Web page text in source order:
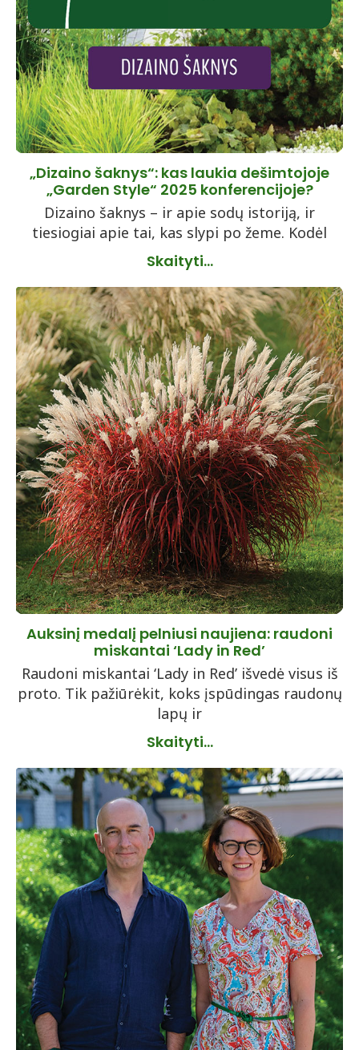
„Dizaino šaknys“: kas laukia dešimtojoje
„Garden Style“ 2025 konferencijoje?
Dizaino šaknys – ir apie sodų istoriją, ir
tiesiogiai apie tai, kas slypi po žeme. Kodėl
Skaityti...
Auksinį medalį pelniusi naujiena: raudoni
miskantai ‘Lady in Red’
Raudoni miskantai ‘Lady in Red’ išvedė visus iš
proto. Tik pažiūrėkit, koks įspūdingas raudonų
lapų ir
Skaityti...